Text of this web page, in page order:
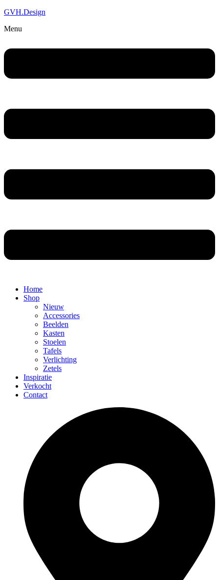
GVH.Design
Menu
Home
Shop
Nieuw
Accessories
Beelden
Kasten
Stoelen
Tafels
Verlichting
Zetels
Inspiratie
Verkocht
Contact